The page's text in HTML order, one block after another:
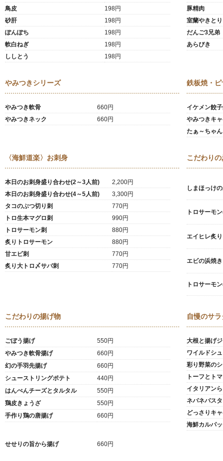
鳥皮
198円
砂肝
198円
ぽんぽち
198円
軟白ねぎ
198円
ししとう
198円
豚精肉
室蘭やきとり
だんご3兄弟
あらびき
やみつきシリーズ
やみつき軟骨
660円
やみつきネック
660円
鉄板焼・ピ
イケメン餃
やみつきキ
たぁ～ちゃ
〈海鮮道楽〉お刺身
本日のお刺身盛り合わせ(2～3人前)
2,200円
本日のお刺身盛り合わせ(4～5人前)
3,300円
タコのぶつ切り刺
770円
トロ生本マグロ刺
990円
トロサーモン刺
880円
炙りトロサーモン
880円
甘エビ刺
770円
炙り大トロ〆サバ刺
770円
こだわり
しまほっけ
トロサーモ
エイヒレ炙り
エビの浜焼
トロサーモ
こだわりの揚げ物
ごぼう揚げ
550円
やみつき軟骨揚げ
660円
幻の手羽先揚げ
660円
シューストリングポテト
440円
はんぺんチーズとタルタル
550円
鶏皮きょうざ
550円
手作り鶏の唐揚げ
660円
せせりの旨から揚げ 660円
自慢のサラ
大根と揚げ
ワイルドシ
彩り野菜の
トーフとト
イタリアン
ネバネバス
どっさりキ
海鮮カルパ